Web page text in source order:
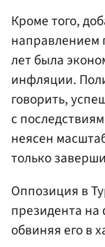
Кроме того,
направлением
лет была
инфляции.
говорить,
с
неясен
только
Оппозиция в
президента на
обвиняя его в